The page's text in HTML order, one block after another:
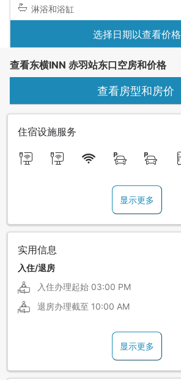
淋浴和浴缸
选择日期以查看价格
查看东横INN 赤羽站东口空房和价格
查看房型和房价
住宿设施服务
显示更多
实用信息
入住/退房
入住办理起始 03:00 PM
退房办理截至 10:00 AM
显示更多